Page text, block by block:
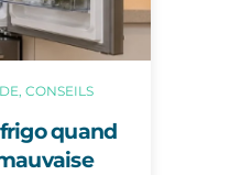
CONSEILS
quand